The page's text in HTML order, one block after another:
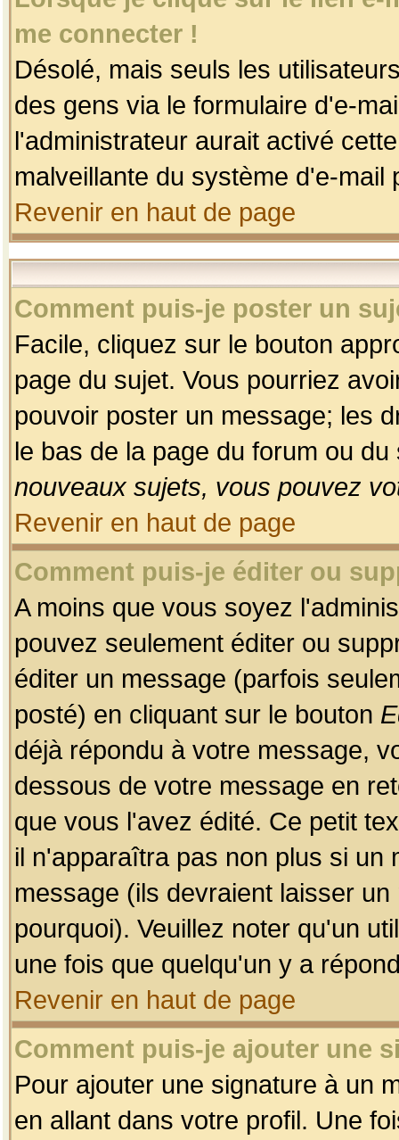
me connecter !
Désolé, mais seuls les
des gens via le formulaire d'e-
l'administrateur aurait activé
malveillante du système d'e-
Revenir en haut de page
Comment puis-je poster un
Facile, cliquez sur le bouton
page du sujet. Vous pourriez
pouvoir poster un message; les
le bas de la page du forum ou
nouveaux sujets, vous pouvez
Revenir en haut de page
Comment puis-je éditer ou
A moins que vous soyez
pouvez seulement éditer ou
éditer un message (parfois
posté) en cliquant sur le bouton
déjà répondu à votre message,
dessous de votre message en
que vous l'avez édité. Ce petit
il n'apparaîtra pas non plus si un
message (ils devraient laisser
pourquoi). Veuillez noter qu'un
une fois que quelqu'un y a
Revenir en haut de page
Comment puis-je ajouter une
Pour ajouter une signature à un
en allant dans votre profil. Une